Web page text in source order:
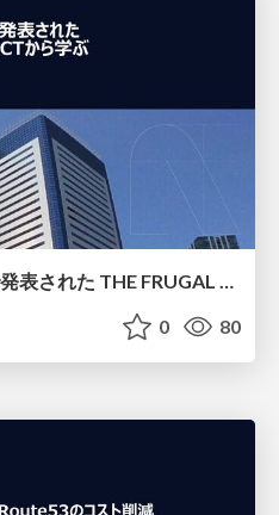
Dr. WarnerのKeynoteで発表された THE FRUGAL ARCHITECTから学ぶ トレードオフアーキテクチャ
0 80